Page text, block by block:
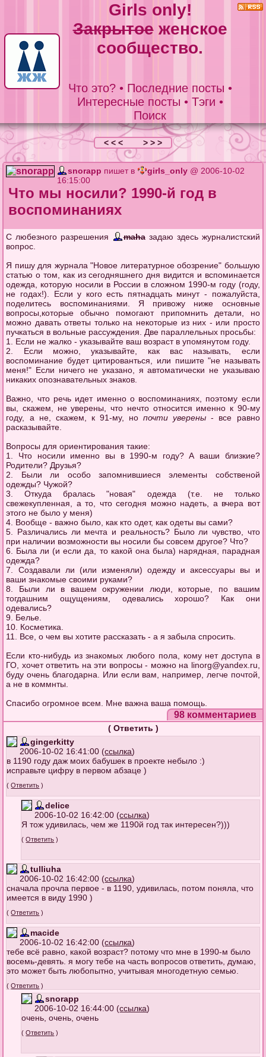
Girls only!
Закрытоеженское
сообщество.
Что это?• Последние посты •
Интересные посты • Тэги •
Поиск
< < < > > >
snorapp пишет в girls_only @ 2006-10-02
16:15:00
Что мы носили? 1990-й год в
воспоминаниях
С любезного разрешения mahaзадаю здесь журналистский
вопрос.
Я пишу для журнала "Новое литературное обозрение" большую
статью о том, как из сегодняшнего дня видится и вспоминается
одежда, которую носили в России в сложном 1990-м году (году,
не годах!). Если у кого есть пятнадцать минут - пожалуйста,
поделитесь воспоминаниями. Я привожу ниже основные
вопросы,которые обычно помогают припомнить детали, но
можно давать ответы только на некоторые из них - или просто
пучкаться в вольные рассуждения. Две параллельных просьбы:
1. Если не жалко - указывайте ваш возраст в упомянутом году.
2. Если можно, указывайте, как вас называть, если
воспоминание будет цитированться, или пишите "не называть
меня!" Если ничего не указано, я автоматически не указываю
никаких опознавательных знаков.
Важно, что речь идет именно о воспоминаниях, поэтому если
вы, скажем, не уверены, что нечто относится именно к 90-му
году, а не, скажем, к 91-му, нопочти уверены - все равно
расказывайте.
Вопросы для ориентирования такие:
1. Что носили именно вы в 1990-м году? А ваши близкие?
Родители? Друзья?
2. Были ли особо запомнившиеся элементы собственой
одежды? Чужой?
3. Откуда бралась "новая" одежда (т.е. не только
свежекупленная, а то, что сегодня можно надеть, а вчера вот
этого не было у меня)
4. Вообще - важно было, как кто одет, как одеты вы сами?
5. Различались ли мечта и реальность? Было ли чувство, что
при наличии возможности вы носили бы совсем другое? Что?
6. Была ли (и если да, то какой она была) нарядная, парадная
одежда?
7. Создавали ли (или изменяли) одежду и аксессуары вы и
ваши знакомые своими руками?
8. Были ли в вашем окружении люди, которые, по вашим
тогдашним ощущениям, одевались хорошо? Как они
одевались?
9. Белье.
10. Косметика.
11. Все, о чем вы хотите рассказать - а я забыла спросить.
Если кто-нибудь из знакомых любого пола, кому нет доступа в
ГО, хочет ответить на эти вопросы - можно на linorg@yandex.ru
буду очень благодарна. Или если вам, например, легче почтой,
а не в коммнты.
Спасибо огромное всем. Мне важна ваша помощь.
98 комментариев
( Ответить )
gingerkitty
2006-10-02 16:41:00 (ссылка)
в 1190 году даж моих бабушек в проекте небыло :)
исправьте цифру в первом абзаце )
(Ответить )
delice
2006-10-02 16:42:00 (ссылка)
Я тож удивилась, чем же 1190й год так интересен?)))
(Ответить )
tulliuha
2006-10-02 16:42:00 (ссылка)
сначала прочла первое - в 1190, удивилась, потом поняла, что
имеется в виду 1990 )
(Ответить )
macide
2006-10-02 16:42:00 (ссылка)
тебе всё равно, какой возраст? потому что мне в 1990-м было
восемь-девять. я могу тебе на часть вопросов ответить, думаю,
это может быть любопытно, учитывая многодетную семью.
(Ответить )
snorapp
2006-10-02 16:44:00 (ссылка)
очень, очень, очень
(Ответить )